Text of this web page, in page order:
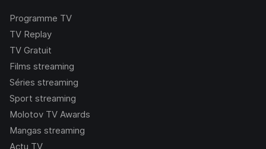
Programme TV
TV Replay
TV Gratuit
Films streaming
Séries streaming
Sport streaming
Molotov TV Awards
Mangas streaming
Actu TV